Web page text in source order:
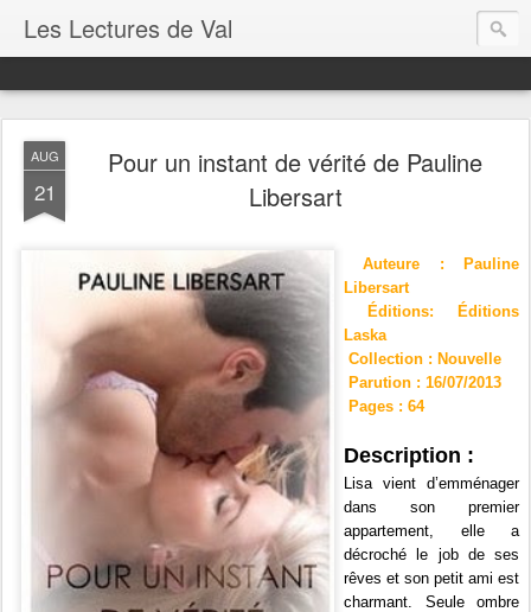
Les Lectures de Val
AUG
21
Pour un instant de vérité de Pauline
Libersart
Auteure : Pauline
Libersart
Éditions:
Éditions
Laska
Collection : Nouvelle
Parution : 16/07/2013
Pages : 64
Description :
Lisa vient d’emménager
dans son premier
appartement, elle a
décroché le job de ses
rêves et son petit ami est
charmant. Seule ombre